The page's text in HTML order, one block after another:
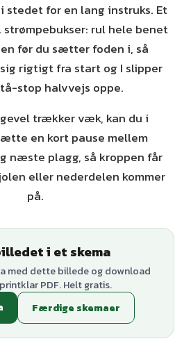
stedet for en lang instruks. Et
rul hele benet
før du sætter foden i, så
rigtigt fra start og I slipper
stop halvvejs oppe.
trækker væk, kan du i
en kort pause mellem
næste plagg, så kroppen får
eller nederdelen kommer
på.
i et skema
med dette billede og download
PDF. Helt gratis.
Færdige skemaer